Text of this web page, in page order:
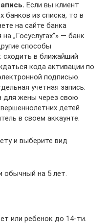
Если вы клиент
банков из списка, то в
на сайте банка
„Госуслугах“» — банк
способы
сходить в ближайший
кода активации по
подписью.
учетная запись:
для жены через свою
детей
в своем аккаунте.
и выберите вид
обычный на 5 лет.
или ребенок до 14-ти.